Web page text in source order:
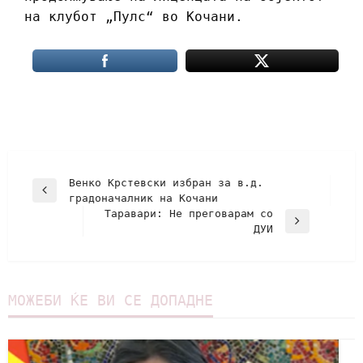
на клубот „Пулс“ во Кочани.
Венко Крстевски избран за в.д.
градоначалник на Кочани
Таравари: Не преговарам со
ДУИ
МОЖЕБИ ЌЕ ВИ СЕ ДОПАДНЕ